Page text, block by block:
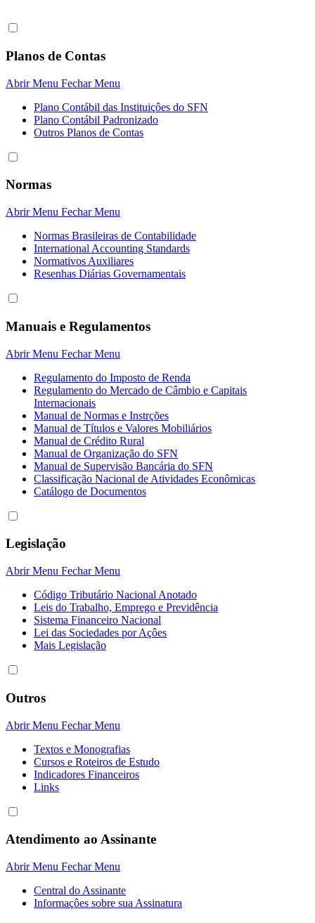
Planos de Contas
Abrir Menu Fechar Menu
Plano Contábil das Instituiçôes do SFN
Plano Contábil Padronizado
Outros Planos de Contas
Normas
Abrir Menu Fechar Menu
Normas Brasileiras de Contabilidade
International Accounting Standards
Normativos Auxiliares
Resenhas Diárias Governamentais
Manuais e Regulamentos
Abrir Menu Fechar Menu
Regulamento do Imposto de Renda
Regulamento do Mercado de Câmbio e Capitais
Internacionais
Manual de Normas e Instrções
Manual de Títulos e Valores Mobiliários
Manual de Crédito Rural
Manual de Organização do SFN
Manual de Supervisão Bancária do SFN
Classificação Nacional de Atividades Econômicas
Catálogo de Documentos
Legislação
Abrir Menu Fechar Menu
Código Tributário Nacional Anotado
Leis do Trabalho, Emprego e Previdência
Sistema Financeiro Nacional
Lei das Sociedades por Açôes
Mais Legislação
Outros
Abrir Menu Fechar Menu
Textos e Monografias
Cursos e Roteiros de Estudo
Indicadores Financeiros
Links
Atendimento ao Assinante
Abrir Menu Fechar Menu
Central do Assinante
Informaçôes sobre sua Assinatura